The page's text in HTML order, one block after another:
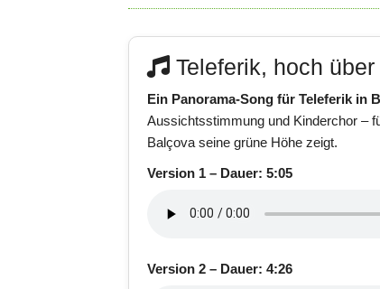
Teleferik, hoch
Ein Panorama-Song für Teleferik in
Aussichtsstimmung und Kinderchor –
Balçova seine grüne Höhe zeigt.
Version 1 – Dauer: 5:05
Version 2 – Dauer: 4:26